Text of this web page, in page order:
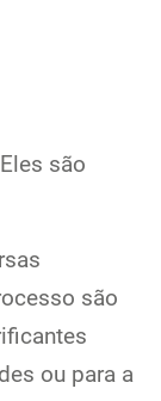
são
são
ou para a